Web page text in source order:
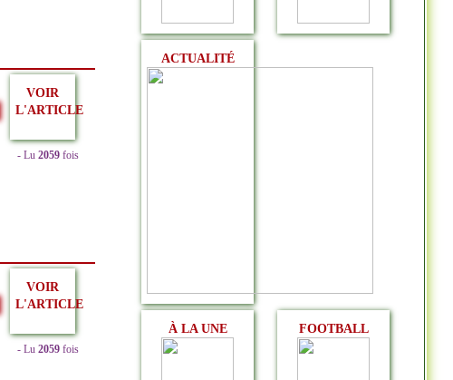
VOIR
L'ARTICLE
- Lu 2059 fois
VOIR
L'ARTICLE
- Lu 2059 fois
ACTUALITÉ
À LA UNE FOOTBALL